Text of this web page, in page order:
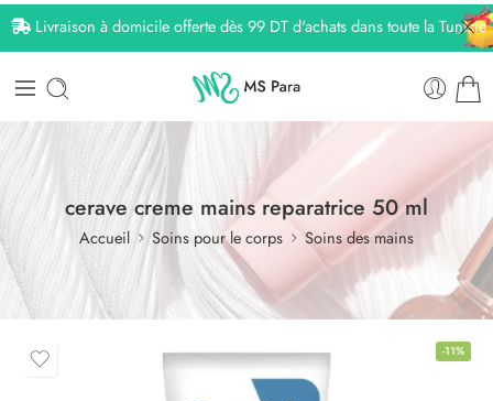
Livraison à domicile offerte dès 99 DT d'achats dans toute la Tunisie
cerave creme mains reparatrice 50 ml
Accueil Soins pour le corps Soins des mains
-11%